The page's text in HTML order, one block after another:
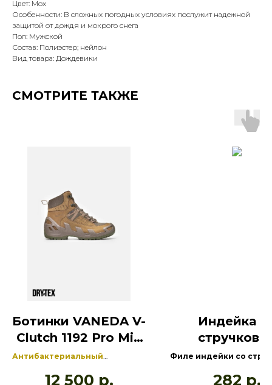
Цвет: Мох
Особенности: В сложных погодных условиях послужит надежной
защитой от дождя и мокрого снега
Пол: Мужской
Состав: Полиэстер; нейлон
Вид товара: Дождевики
СМОТРИТЕ ТАКЖЕ
Ботинки VANEDA V-
Clutch 1192 Pro Mid
On Duty
Антибактериальный
обеспечивает циркуляцию
12 500 р.
Индейка
фасолью
Филе индейки со
полезное и очень
282 р.